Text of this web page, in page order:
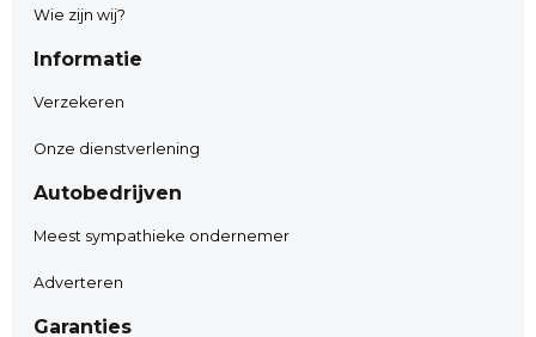
Carrosserievorm
Brandstofsoort
Bouwjaar
Kleur: zwart Metallic
Aantal cilinders
Motorcode: B4D D4
Ledig gewicht
Aantal zitplaatsen
Wie zijn wij?
Informatie
Verzekeren
Onze dienstverlening
Autobedrijven
Meest sympathieke ondernemer
Adverteren
Garanties